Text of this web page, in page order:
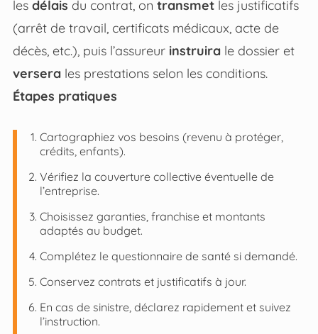
les délais du contrat, on transmetles justificatifs
(arrêt de travail, certificats médicaux, acte de
décès, etc.), puis l’assureur instruirale dossier et
verserales prestations selon les conditions.
Étapes pratiques
Cartographiez vos besoins (revenu à protéger,
crédits, enfants).
Vérifiez la couverture collective éventuelle de
l’entreprise.
Choisissez garanties, franchise et montants
adaptés au budget.
Complétez le questionnaire de santé si demandé.
Conservez contrats et justificatifs à jour.
En cas de sinistre, déclarez rapidement et suivez
l’instruction.